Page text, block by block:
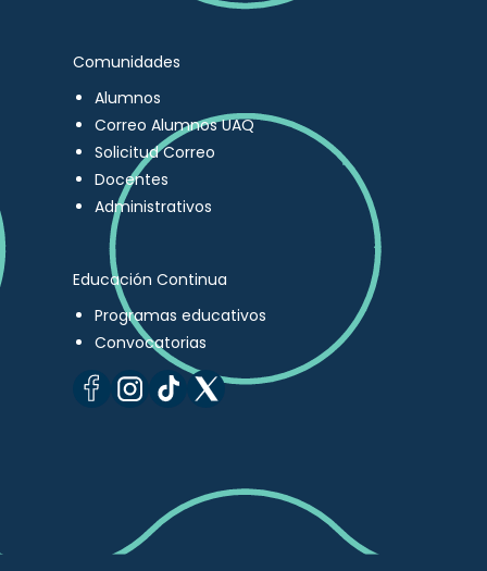
Comunidades
Alumnos
Correo Alumnos UAQ
Solicitud Correo
Docentes
Administrativos
Educación Continua
Programas educativos
Convocatorias